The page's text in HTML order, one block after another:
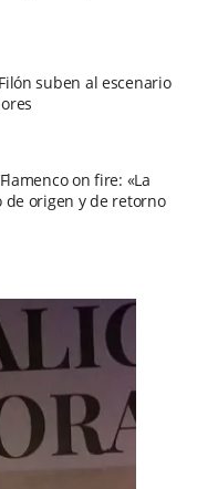
suben al escenario
on fire: «La
de origen y de retorno